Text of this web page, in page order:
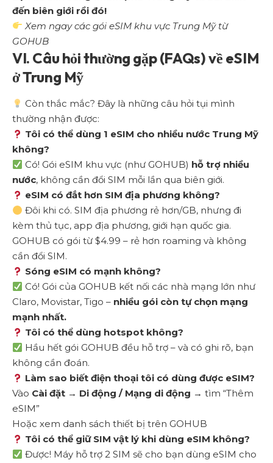
đến biên giới rồi đó!
Xem ngay các gói eSIM khu vực Trung Mỹ từ
GOHUB
VI. Câu hỏi thường gặp (FAQs) về eSIM
ở Trung Mỹ
Còn thắc mắc? Đây là những câu hỏi tụi mình
thường nhận được:
Tôi có thể dùng 1 eSIM cho nhiều nước Trung Mỹ
không?
Có! Gói eSIM khu vực (như GOHUB) hỗ trợ nhiều
nước, không cần đổi SIM mỗi lần qua biên giới.
eSIM có đắt hơn SIM địa phương không?
Đôi khi có. SIM địa phương rẻ hơn/GB, nhưng đi
kèm thủ tục, app địa phương, giới hạn quốc gia.
GOHUB có gói từ $4.99 – rẻ hơn roaming và không
cần đổi SIM.
Sóng eSIM có mạnh không?
Có! Gói của GOHUB kết nối các nhà mạng lớn như
Claro, Movistar, Tigo – nhiều gói còn tự chọn mạng
mạnh nhất.
Tôi có thể dùng hotspot không?
Hầu hết gói GOHUB đều hỗ trợ – và có ghi rõ, bạn
không cần đoán.
Làm sao biết điện thoại tôi có dùng được eSIM?
Vào Cài đặt → Di động / Mạng di động → tìm “Thêm
eSIM”
Hoặc xem danh sách thiết bị trên GOHUB
Tôi có thể giữ SIM vật lý khi dùng eSIM không?
Được! Máy hỗ trợ 2 SIM sẽ cho bạn dùng eSIM cho